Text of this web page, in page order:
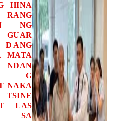
HINA
RANG
NG
GUAR
D ANG
MATA
NDAN
G
NAKA
TSINE
LAS
SA